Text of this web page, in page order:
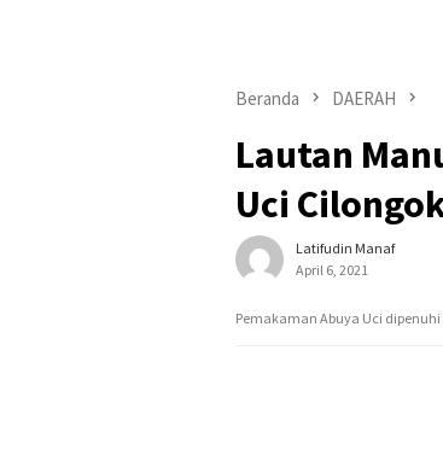
Beranda DAERAH
Lautan
Uci
Latifudin Manaf
April 6, 2021
Pemakaman Abuya Uci